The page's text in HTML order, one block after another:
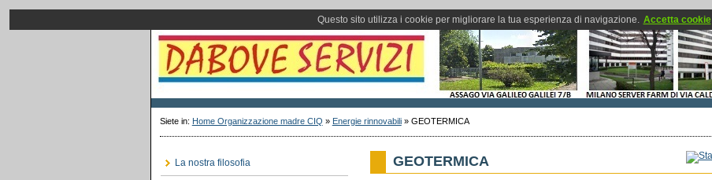
Questo sito utilizza i cookie per migliorare la tua esperienza di navigazione. Accetta cookie
Siete in: Home Organizzazione madre CIQ » Energie rinnovabili» GEOTERMICA
La nostra filosofia GEOTERMICA